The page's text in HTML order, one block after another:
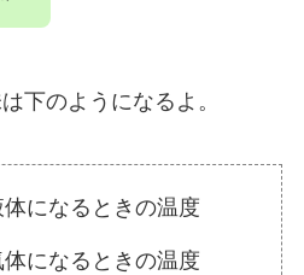
下のようになるよ。
になるときの温度
になるときの温度